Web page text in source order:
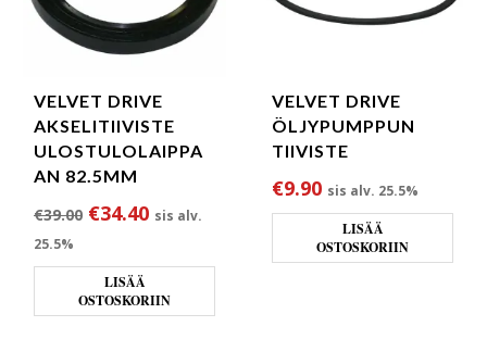
VELVET DRIVE
AKSELITIIVISTE
ULOSTULOLAIPPA
AN 82.5MM
€39.00 Alkuperäinen hinta oli: €39.00.
€34.40Nykyinen hinta on: €34.40.
sis alv.
25.5%
LISÄÄ
OSTOSKORIIN
VELVET DRIVE
ÖLJYPUMPPUN
TIIVISTE
€9.90 sis alv. 25.5%
LISÄÄ
OSTOSKORIIN